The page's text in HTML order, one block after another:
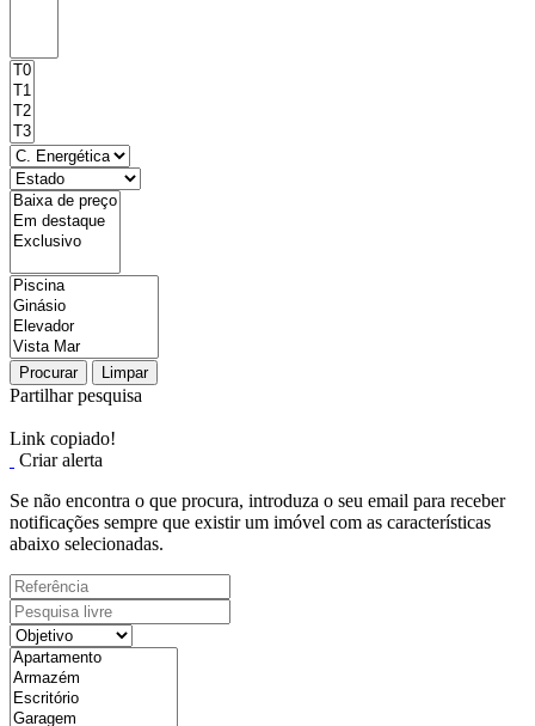
Procurar Limpar
Partilhar pesquisa
Link copiado!
Criar alerta
Se não encontra o que procura, introduza o seu email para receber
notificações sempre que existir um imóvel com as características
abaixo selecionadas.